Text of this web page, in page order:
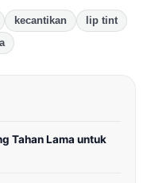
kecantikan
lip tint
Tahan Lama untuk